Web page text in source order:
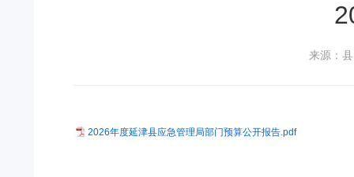
来源：
2026年度延津县应急管理局部门预算公开报告.pdf